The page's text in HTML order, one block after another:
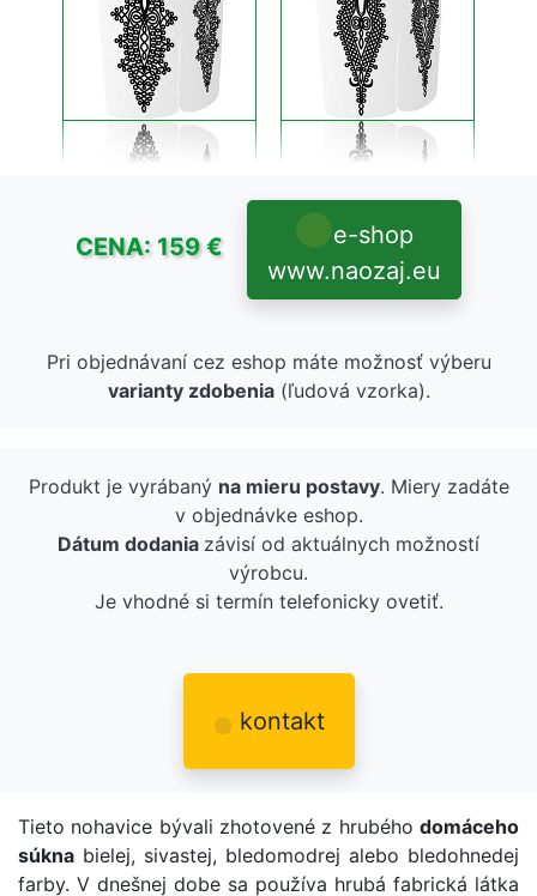
CENA: 159 €
e-shop
www.naozaj.eu
Pri objednávaní cez eshop máte možnosť výberu
varianty zdobenia(ľudová vzorka).
Produkt je vyrábaný na mieru postavy. Miery zadáte
v objednávke eshop.
Dátum dodania závisí od aktuálnych možností
výrobcu.
Je vhodné si termín telefonicky ovetiť.
kontakt
Tieto nohavice bývali zhotovené z hrubého domáceho
súkna bielej, sivastej, bledomodrej alebo bledohnedej
farby. V dnešnej dobe sa používa hrubá fabrická látka